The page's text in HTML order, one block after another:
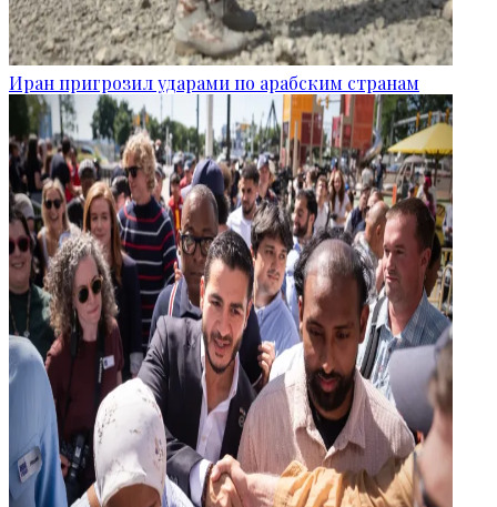
Иран пригрозил ударами по арабским странам